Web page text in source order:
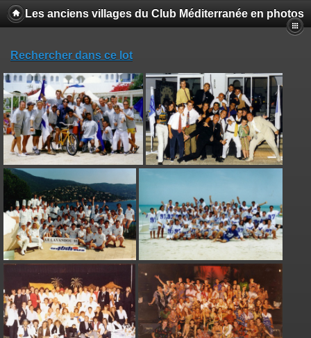
Les anciens villages du Club Méditerranée en photos
Rechercher dans ce lot